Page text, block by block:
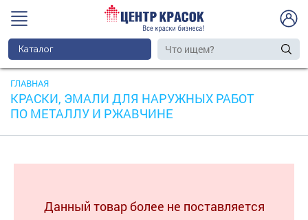
Каталог
ГЛАВНАЯ
КРАСКИ, ЭМАЛИ ДЛЯ НАРУЖНЫХ РАБОТ
ПО МЕТАЛЛУ И РЖАВЧИНЕ
Данный товар более не поставляется